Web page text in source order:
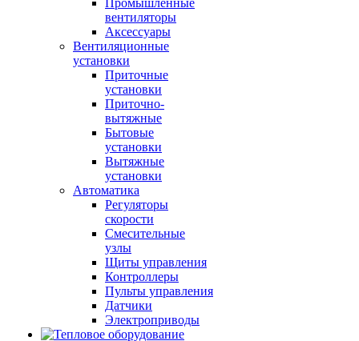
Промышленные
вентиляторы
Аксессуары
Вентиляционные
установки
Приточные
установки
Приточно-
вытяжные
Бытовые
установки
Вытяжные
установки
Автоматика
Регуляторы
скорости
Смесительные
узлы
Щиты управления
Контроллеры
Пульты управления
Датчики
Электроприводы